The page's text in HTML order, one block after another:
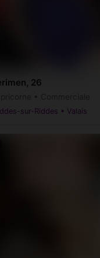
26
sur-Riddes • Valais